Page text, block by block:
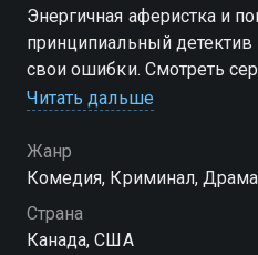
Энергичная аферистка и
принципиальный
свои ошибки. Смотреть
онлайн в хорошем
Читать дальше
Жанр
Комедия, Криминал, Драма
Страна
Канада, США